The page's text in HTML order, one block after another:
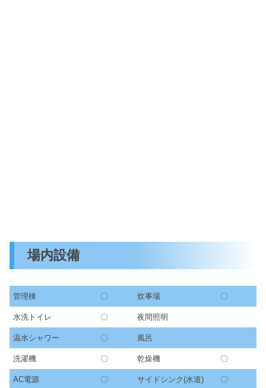
場内設備
管理棟 〇 炊事場 〇
水洗トイレ 〇 夜間照明
温水シャワー 〇 風呂
洗濯機 〇 乾燥機 〇
AC電源 〇 サイドシンク(水道) 〇